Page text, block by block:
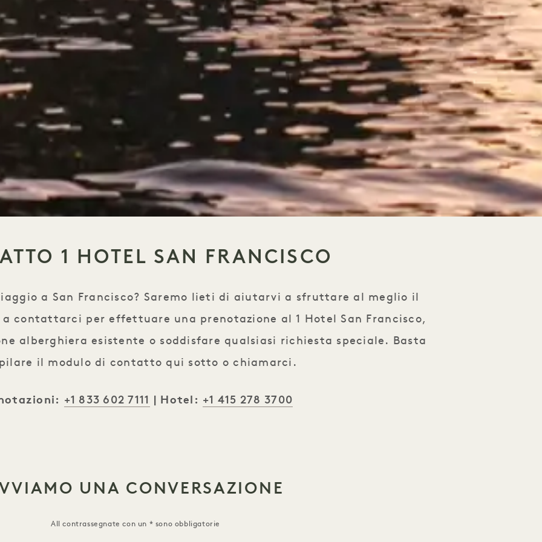
1 HOTEL SAN FRANCISCO
a San Francisco? Saremo lieti di aiutarvi a sfruttare al meglio il
contattarci per effettuare una prenotazione al 1 Hotel San Francisco,
alberghiera esistente o soddisfare qualsiasi richiesta speciale. Basta
il modulo di contatto qui sotto o chiamarci.
+1 833 602 7111 | Hotel: +1 415 278 3700
UNA CONVERSAZIONE
All contrassegnate con un * sono obbligatorie